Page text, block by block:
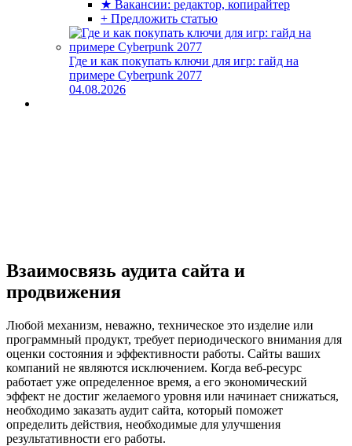
★ Вакансии: редактор, копирайтер
+ Предложить статью
Где и как покупать ключи для игр: гайд на
примере Cyberpunk 2077
04.08.2026
Взаимосвязь аудита сайта и
продвижения
Любой механизм, неважно, техническое это изделие или
программный продукт, требует периодического внимания для
оценки состояния и эффективности работы. Сайты ваших
компаний не являются исключением. Когда веб-ресурс
работает уже определенное время, а его экономический
эффект не достиг желаемого уровня или начинает снижаться,
необходимо заказать аудит сайта, который поможет
определить действия, необходимые для улучшения
результативности его работы.